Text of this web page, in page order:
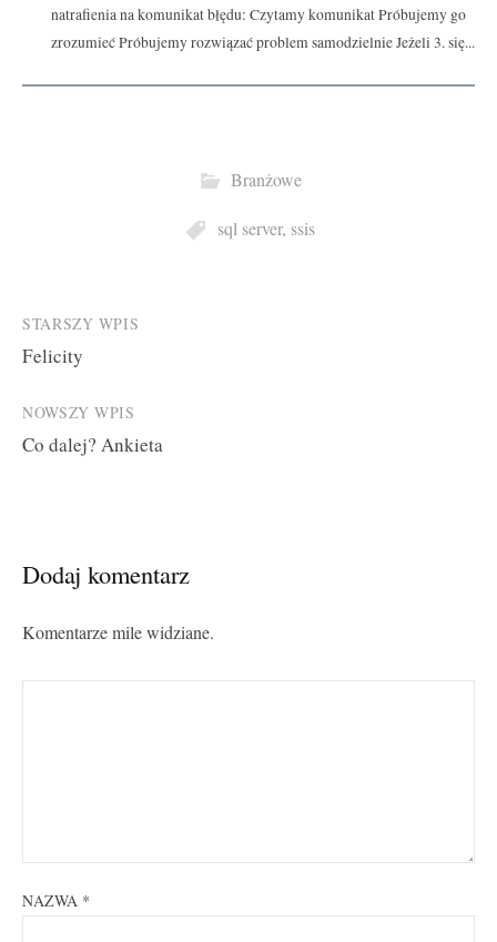
natrafienia na komunikat błędu: Czytamy komunikat Próbujemy go
zrozumieć Próbujemy rozwiązać problem samodzielnie Jeżeli 3. się...
Branżowe
sql server, ssis
Post
navigation
STARSZY WPIS
Felicity
NOWSZY WPIS
Co dalej? Ankieta
Dodaj komentarz
Komentarze mile widziane.
NAZWA *